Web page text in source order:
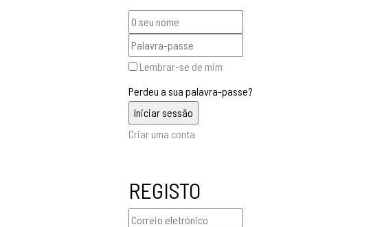
Lembrar-se de mim
Perdeu a sua palavra-passe?
Criar uma conta
REGISTO